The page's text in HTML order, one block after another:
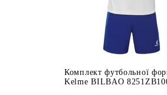
Комплект футбольної
Kelme BILBAO